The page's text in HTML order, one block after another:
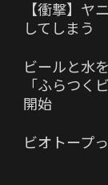
【衝撃】ヤ
してしまう
ビールと水
「ふらつく
開始
ビオトープ